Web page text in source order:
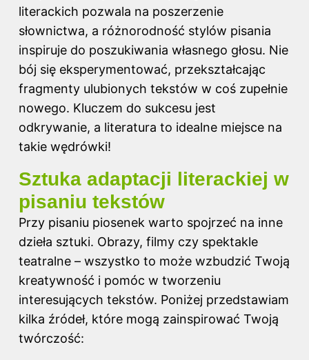
literackich pozwala na poszerzenie
słownictwa, a różnorodność stylów pisania
inspiruje do poszukiwania własnego głosu. Nie
bój się eksperymentować, przekształcając
fragmenty ulubionych tekstów w coś zupełnie
nowego. Kluczem do sukcesu jest
odkrywanie, a literatura to idealne miejsce na
takie wędrówki!
Sztuka adaptacji literackiej w
pisaniu tekstów
Przy pisaniu piosenek warto spojrzeć na inne
dzieła sztuki. Obrazy, filmy czy spektakle
teatralne – wszystko to może wzbudzić Twoją
kreatywność i pomóc w tworzeniu
interesujących tekstów. Poniżej przedstawiam
kilka źródeł, które mogą zainspirować Twoją
twórczość: